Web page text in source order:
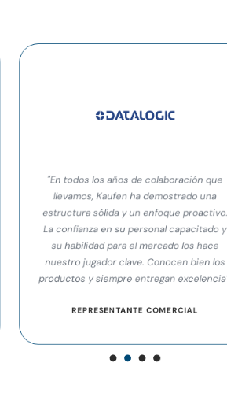
"Estos años han sido de cambios
importantes, con una relación de beneficio
mutuo. Kaufen tiene el perfil idóneo para
ofrecer soluciones integrales a sus
clientes. Su equipo bien informado y
proactivo añade un plus a la marca".